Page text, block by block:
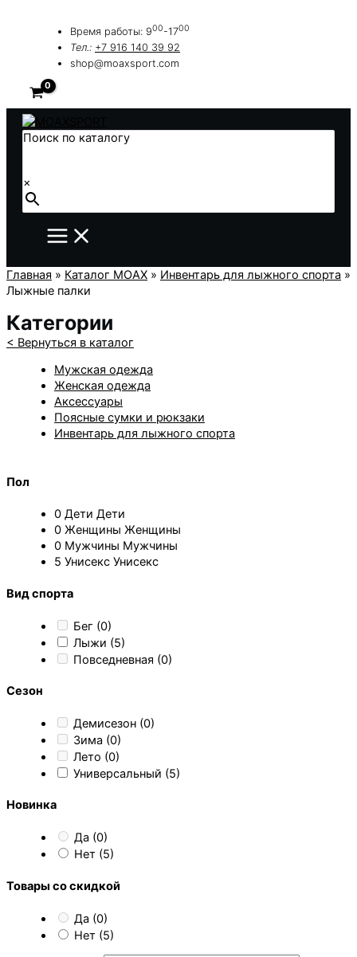
содержимому
Время работы: 900-1700
Тел.: +7 916 140 39 92
shop@moaxsport.com
Поиск по каталогу
×
Главная » Каталог MOAX » Инвентарь для лыжного спорта »
Лыжные палки
Категории
< Вернуться в каталог
Мужская одежда
Женская одежда
Аксессуары
Поясные сумки и рюкзаки
Инвентарь для лыжного спорта
Пол
0 Дети Дети
0 Женщины Женщины
0 Мужчины Мужчины
5 Унисекс Унисекс
Вид спорта
Бег (0)
Лыжи (5)
Повседневная (0)
Сезон
Демисезон (0)
Зима (0)
Лето (0)
Универсальный (5)
Новинка
Да (0)
Нет (5)
Товары со скидкой
Да (0)
Нет (5)